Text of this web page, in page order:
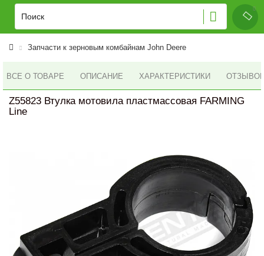
Запчасти к зерновым комбайнам John Deere
ВСЕ О ТОВАРЕ ОПИСАНИЕ ХАРАКТЕРИСТИКИ ОТЗЫВОВ
Z55823 Втулка мотовила пластмассовая FARMING
Line